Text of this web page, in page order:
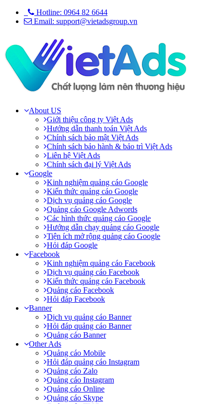
Hotline: 0964 82 6644
Email: support@vietadsgroup.vn
About US
Giới thiệu công ty Việt Ads
Hướng dẫn thanh toán Việt Ads
Chính sách bảo mật Việt Ads
Chính sách bảo hành & bảo trì Việt Ads
Liên hệ Việt Ads
Chính sách đại lý Việt Ads
Google
Kinh nghiệm quảng cáo Google
Kiến thức quảng cáo Google
Dịch vụ quảng cáo Google
Quảng cáo Google Adwords
Các hình thức quảng cáo Google
Hướng dẫn chạy quảng cáo Google
Tiện ích mở rộng quảng cáo Google
Hỏi đáp Google
Facebook
Kinh nghiệm quảng cáo Facebook
Dịch vụ quảng cáo Facebook
Kiến thức quảng cáo Facebook
Quảng cáo Facebook
Hỏi đáp Facebook
Banner
Dịch vụ quảng cáo Banner
Hỏi đáp quảng cáo Banner
Quảng cáo Banner
Other Ads
Quảng cáo Mobile
Hỏi đáp quảng cáo Instagram
Quảng cáo Zalo
Quảng cáo Instagram
Quảng cáo Online
Quảng cáo Skype